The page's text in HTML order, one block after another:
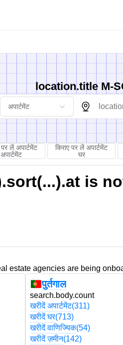
location.title M-
अपार्टमेंट
पर लें अपार्टमेंट
अपार्टमेंट
किराए पर लें अपार्टमेंट
घर
is
estate agencies are being
पुर्तगाल
search.body.count
खरीदें अपार्टमेंट(311)
खरीदें घर(713)
खरीदें वाणिज्यिक(54)
खरीदें ज़मीन(142)